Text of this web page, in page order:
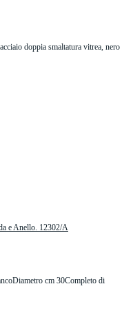
doppia smaltatura vitrea, nero
e Anello. 12302/A
cm 30Completo di